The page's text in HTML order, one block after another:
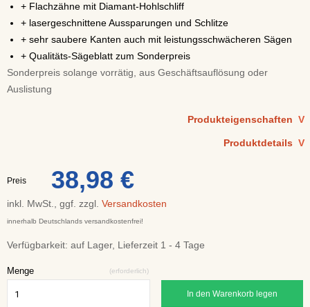
+ Flachzähne mit Diamant-Hohlschliff
+ lasergeschnittene Aussparungen und Schlitze
+ sehr saubere Kanten auch mit leistungsschwächeren Sägen
+ Qualitäts-Sägeblatt zum Sonderpreis
Sonderpreis solange vorrätig, aus Geschäftsauflösung oder
Auslistung
Produkteigenschaften V
Produktdetails V
Preis 38,98 €
inkl. MwSt., ggf. zzgl. Versandkosten
innerhalb Deutschlands versandkostenfrei!
Verfügbarkeit: auf Lager, Lieferzeit 1 - 4 Tage
Menge (erforderlich)
In den Warenkorb legen